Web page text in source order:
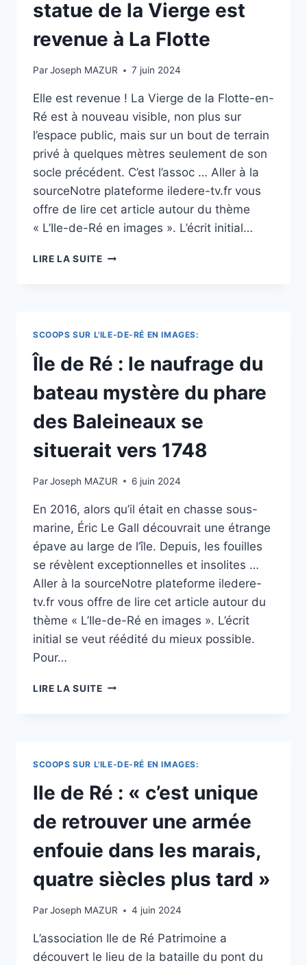
LA
STATUE
LA
DE
FLOTTE
statue de la Vierge est
revenue à La Flotte
ParJoseph MAZUR 7 juin 2024
Elle est revenue ! La Vierge de la Flotte-en-
Ré est à nouveau visible, non plus sur
l’espace public, mais sur un bout de terrain
privé à quelques mètres seulement de son
socle précédent. C’est l’assoc … Aller à la
sourceNotre plateforme iledere-tv.fr vous
offre de lire cet article autour du thème
« L’Ile-de-Ré en images ». L’écrit initial…
LIRE LA SUITEPHOTOS
STATUE
DE
VIERGE
EST
REVENUE
À
LA
SCOOPS SUR L'ILE-DE-RÉ EN IMAGES:
Île de Ré : le naufrage du
bateau mystère du phare
des Baleineaux se
situerait vers 1748
ParJoseph MAZUR 6 juin 2024
En 2016, alors qu’il était en chasse sous-
marine, Éric Le Gall découvrait une étrange
épave au large de l’île. Depuis, les fouilles
se révèlent exceptionnelles et insolites …
Aller à la sourceNotre plateforme iledere-
tv.fr vous offre de lire cet article autour du
thème « L’Ile-de-Ré en images ». L’écrit
initial se veut réédité du mieux possible.
Pour…
LIRE LA SUITEÎLE
NAUFRAGE
DU
BATEAU
MYSTÈRE
PHARE
DES
BALEINEAUX
SE
SITUERAIT
1748
SCOOPS SUR L'ILE-DE-RÉ EN IMAGES:
Ile de Ré : « c’est unique
de retrouver une armée
enfouie dans les marais,
quatre siècles plus tard »
ParJoseph MAZUR 4 juin 2024
L’association Ile de Ré Patrimoine a
découvert le lieu de la bataille du pont du